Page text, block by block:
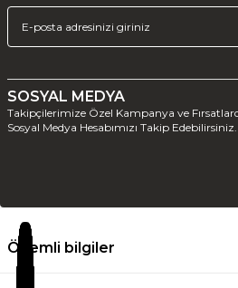
SOSYAL MEDYA
Takipçilerimize Özel Kampanya ve
Sosyal Medya Hesabımızı Takip Edebilirsiniz.
Önemli bilgiler